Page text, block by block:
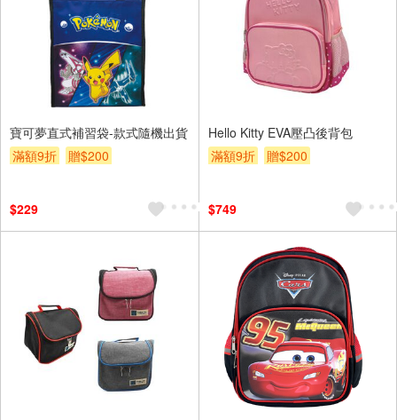
寶可夢直式補習袋-款式隨機出貨
滿額9折
贈$200
$229
Hello Kitty EVA壓凸後背包
滿額9折
贈$200
$749